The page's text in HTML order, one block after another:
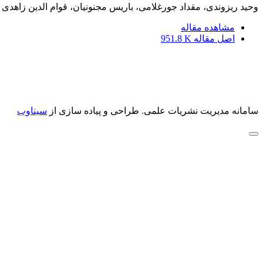
وحید ریزوندی، مقداد جورغلامی، باریس مجنونیان، قوام الدین
مشاهده مقاله
اصل مقاله 951.8 K
سامانه مدیریت نشریات علمی. طراحی و پیاده سازی از سیناوب